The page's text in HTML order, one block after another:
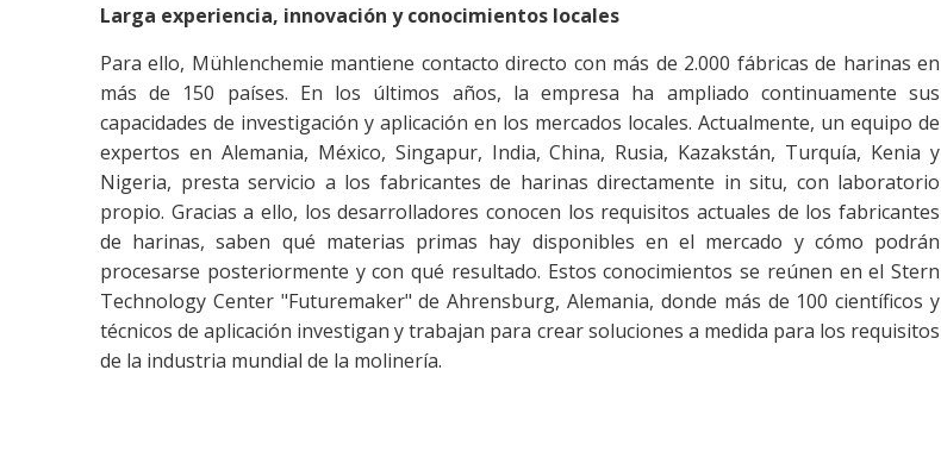
Larga experiencia, innovación y conocimientos locales
Para ello, Mühlenchemie mantiene contacto directo con más de 2.000 fábricas de harinas en
más de 150 países. En los últimos años, la empresa ha ampliado continuamente sus
capacidades de investigación y aplicación en los mercados locales. Actualmente, un equipo de
expertos en Alemania, México, Singapur, India, China, Rusia, Kazakstán, Turquía, Kenia y
Nigeria, presta servicio a los fabricantes de harinas directamente in situ, con laboratorio
propio. Gracias a ello, los desarrolladores conocen los requisitos actuales de los fabricantes
de harinas, saben qué materias primas hay disponibles en el mercado y cómo podrán
procesarse posteriormente y con qué resultado. Estos conocimientos se reúnen en el Stern
Technology Center "Futuremaker" de Ahrensburg, Alemania, donde más de 100 científicos y
técnicos de aplicación investigan y trabajan para crear soluciones a medida para los requisitos
de la industria mundial de la molinería.